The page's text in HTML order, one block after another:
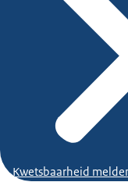
Kwetsbaarheid